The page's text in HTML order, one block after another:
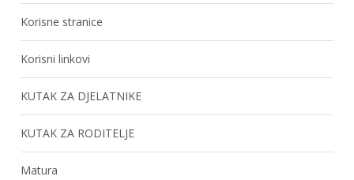
Korisne stranice
Korisni linkovi
KUTAK ZA DJELATNIKE
KUTAK ZA RODITELJE
Matura